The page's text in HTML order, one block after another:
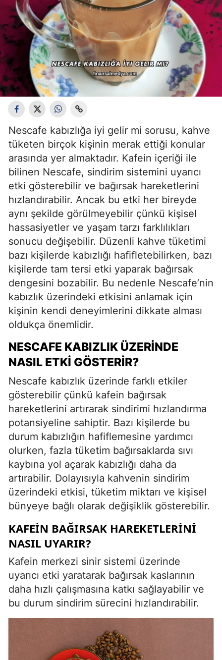
Nescafe kabızlığa iyi gelir mi sorusu, kahve
tüketen birçok kişinin merak ettiği konular
arasında yer almaktadır. Kafein içeriği ile
bilinen Nescafe, sindirim sistemini uyarıcı
etki gösterebilir ve bağırsak hareketlerini
hızlandırabilir. Ancak bu etki her bireyde
aynı şekilde görülmeyebilir çünkü kişisel
hassasiyetler ve yaşam tarzı farklılıkları
sonucu değişebilir. Düzenli kahve tüketimi
bazı kişilerde kabızlığı hafifletebilirken, bazı
kişilerde tam tersi etki yaparak bağırsak
dengesini bozabilir. Bu nedenle Nescafe’nin
kabızlık üzerindeki etkisini anlamak için
kişinin kendi deneyimlerini dikkate alması
oldukça önemlidir.
NESCAFE KABIZLIK ÜZERINDE
NASIL ETKI GÖSTERIR?
Nescafe kabızlık üzerinde farklı etkiler
gösterebilir çünkü kafein bağırsak
hareketlerini artırarak sindirimi hızlandırma
potansiyeline sahiptir. Bazı kişilerde bu
durum kabızlığın hafiflemesine yardımcı
olurken, fazla tüketim bağırsaklarda sıvı
kaybına yol açarak kabızlığı daha da
artırabilir. Dolayısıyla kahvenin sindirim
üzerindeki etkisi, tüketim miktarı ve kişisel
bünyeye bağlı olarak değişiklik gösterebilir.
KAFEIN BAĞIRSAK HAREKETLERINI
NASIL UYARIR?
Kafein merkezi sinir sistemi üzerinde
uyarıcı etki yaratarak bağırsak kaslarının
daha hızlı çalışmasına katkı sağlayabilir ve
bu durum sindirim sürecini hızlandırabilir.